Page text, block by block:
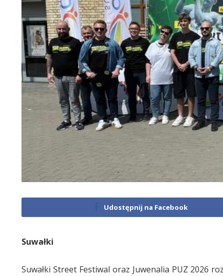
Udostępnij na Facebook
Suwałki
Suwałki Street Festiwal oraz Juwenalia PUZ 2026